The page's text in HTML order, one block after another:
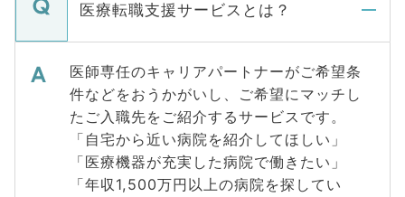
医療転職支援サービスとは？
医師専任のキャリアパートナーがご希望条
件などをおうかがいし、ご希望にマッチし
たご入職先をご紹介するサービスです。
「自宅から近い病院を紹介してほしい」
「医療機器が充実した病院で働きたい」
「年収1,500万円以上の病院を探してい